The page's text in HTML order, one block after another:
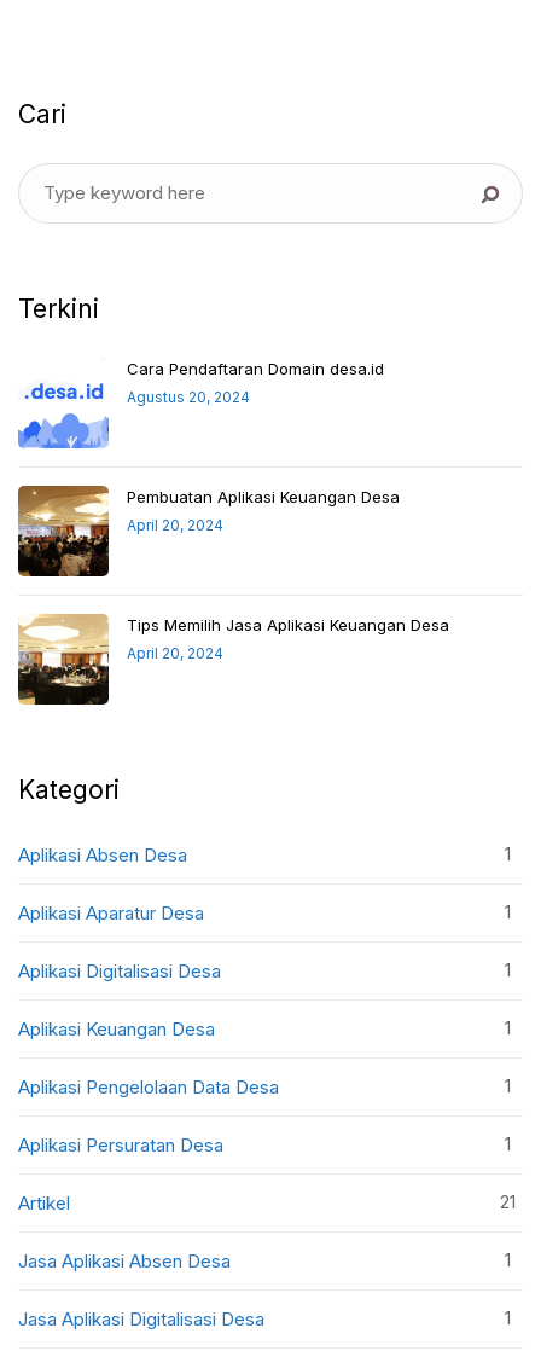
Cari
Terkini
Cara Pendaftaran Domain desa.id
Agustus 20, 2024
Pembuatan Aplikasi Keuangan Desa
April 20, 2024
Tips Memilih Jasa Aplikasi Keuangan Desa
April 20, 2024
Kategori
Aplikasi Absen Desa 1
Aplikasi Aparatur Desa 1
Aplikasi Digitalisasi Desa 1
Aplikasi Keuangan Desa 1
Aplikasi Pengelolaan Data Desa 1
Aplikasi Persuratan Desa 1
Artikel 21
Jasa Aplikasi Absen Desa 1
Jasa Aplikasi Digitalisasi Desa 1